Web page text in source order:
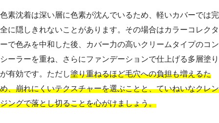
色素沈着は深い層に色素が沈んでいるため、軽いカバーでは完
全に隠しきれないことがあります。その場合はカラーコレクタ
ーで色みを中和した後、カバー力の高いクリームタイプのコン
シーラーを重ね、さらにファンデーションで仕上げる多層塗り
が有効です。ただし塗り重ねるほど毛穴への負担も増えるた
め、崩れにくいテクスチャーを選ぶことと、ていねいなクレン
ジングで落とし切ることを心がけましょう。